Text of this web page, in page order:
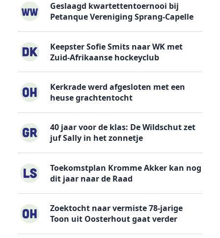
Geslaagd kwartettentoernooi bij
Petanque Vereniging Sprang-Capelle
Keepster Sofie Smits naar WK met
Zuid-Afrikaanse hockeyclub
Kerkrade werd afgesloten met een
heuse grachtentocht
40 jaar voor de klas: De Wildschut zet
juf Sally in het zonnetje
Toekomstplan Kromme Akker kan nog
dit jaar naar de Raad
Zoektocht naar vermiste 78-jarige
Toon uit Oosterhout gaat verder